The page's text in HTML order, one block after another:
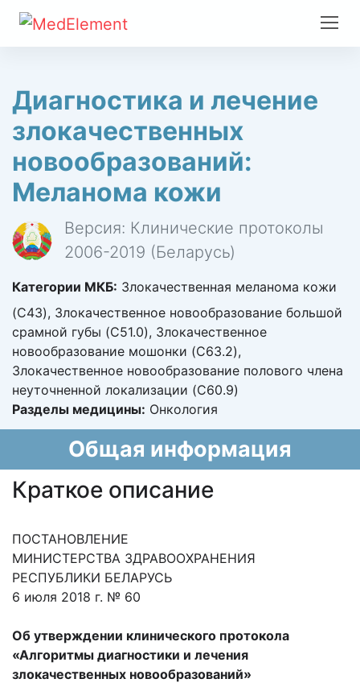
Диагностика и лечение
злокачественных
новообразований:
Меланома кожи
Версия: Клинические протоколы
2006-2019 (Беларусь)
Категории МКБ: Злокачественная меланома кожи
(C43), Злокачественное новообразование большой
срамной губы (C51.0), Злокачественное
новообразование мошонки (C63.2),
Злокачественное новообразование полового члена
неуточненной локализации (C60.9)
Разделы медицины: Онкология
Общая информация
Краткое описание
ПОСТАНОВЛЕНИЕ
МИНИСТЕРСТВА ЗДРАВООХРАНЕНИЯ
РЕСПУБЛИКИ БЕЛАРУСЬ
6 июля 2018 г. № 60
Об утверждении клинического протокола
«Алгоритмы диагностики и лечения
злокачественных новообразований»